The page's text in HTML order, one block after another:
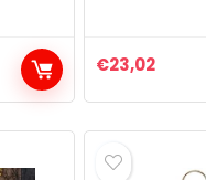
bal
LED-
Ornamenten
Kerstdecoraties
€23,02